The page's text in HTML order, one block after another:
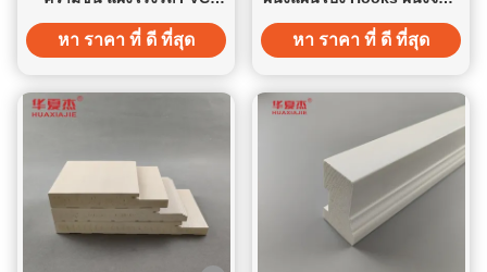
คุณภาพสูง ระบบผนังจัดเก็บ
ของใช้ในบ้าน
หา ราคา ที่ ดี ที่สุด
เมตรความยาว
หา ราคา ที่ ดี ที่สุด